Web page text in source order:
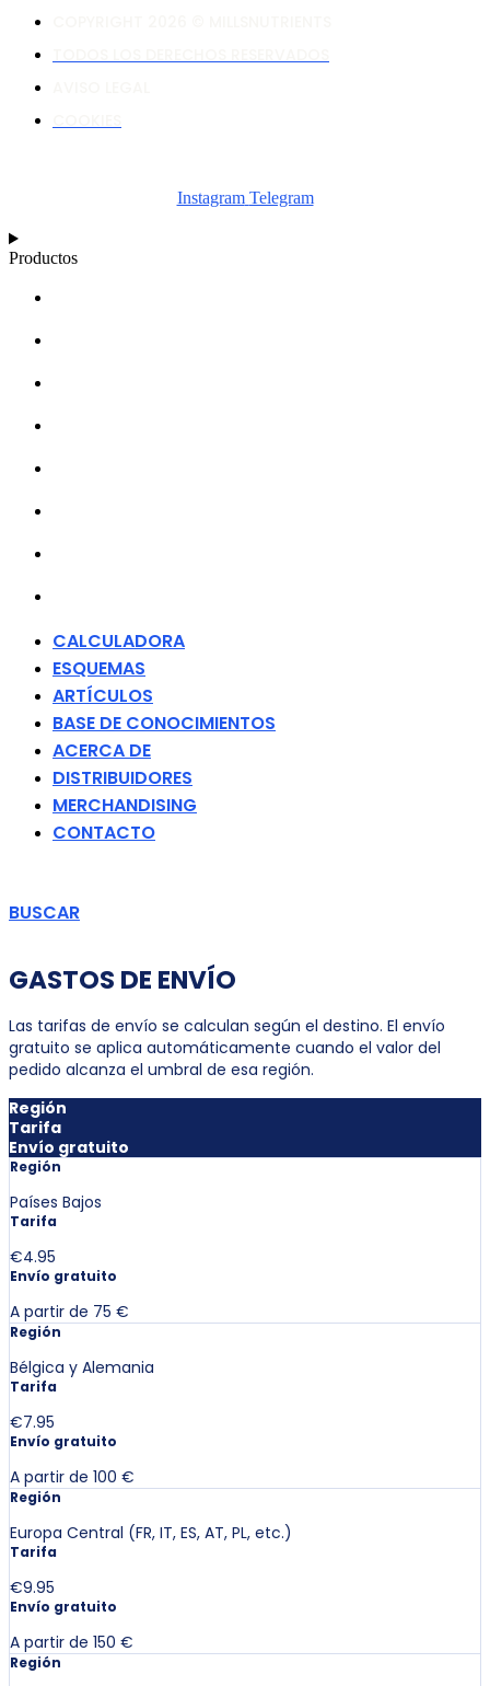
Instagram Telegram
Productos
CALCULADORA
ESQUEMAS
ARTÍCULOS
BASE DE CONOCIMIENTOS
ACERCA DE
DISTRIBUIDORES
MERCHANDISING
CONTACTO
BUSCAR
GASTOS DE ENVÍO
Las tarifas de envío se calculan según el destino. El envío
gratuito se aplica automáticamente cuando el valor del
pedido alcanza el umbral de esa región.
Región
Tarifa
Envío gratuito
Región
Países Bajos
Tarifa
€4.95
Envío gratuito
A partir de 75 €
Región
Bélgica y Alemania
Tarifa
€7.95
Envío gratuito
A partir de 100 €
Región
Europa Central (FR, IT, ES, AT, PL, etc.)
Tarifa
€9.95
Envío gratuito
A partir de 150 €
Región